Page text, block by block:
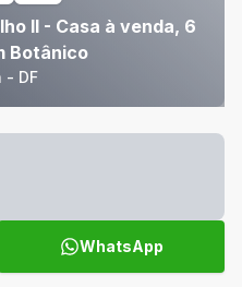
II - Casa à venda, 6
Botânico
- DF
WhatsApp